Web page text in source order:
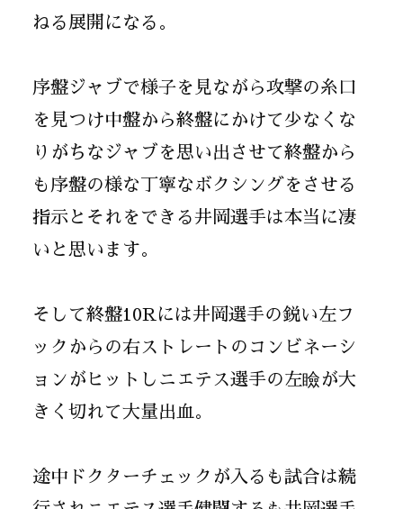
ねる展開になる。
序盤ジャブで様子を見ながら攻撃の糸口
を見つけ中盤から終盤にかけて少なくな
りがちなジャブを思い出させて終盤から
も序盤の様な丁寧なボクシングをさせる
指示とそれをできる井岡選手は本当に凄
いと思います。
そして終盤10Rには井岡選手の鋭い左フ
ックからの右ストレートのコンビネーシ
ョンがヒットしニエテス選手の左瞼が大
きく切れて大量出血。
途中ドクターチェックが入るも試合は続